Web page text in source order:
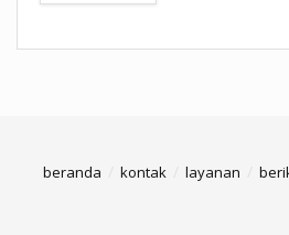
beranda kontak layanan